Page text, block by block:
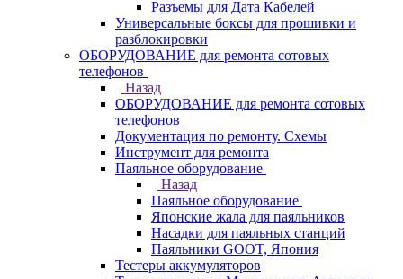
Разъемы для Дата Кабелей
Универсальные боксы для прошивки и
разблокировки
ОБОРУДОВАНИЕ для ремонта сотовых
телефонов
Назад
ОБОРУДОВАНИЕ для ремонта сотовых
телефонов
Документация по ремонту. Схемы
Инструмент для ремонта
Паяльное оборудование
Назад
Паяльное оборудование
Японские жала для паяльников
Насадки для паяльных станций
Паяльники GOOT, Япония
Тестеры аккумуляторов